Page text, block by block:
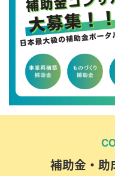
補助金・助